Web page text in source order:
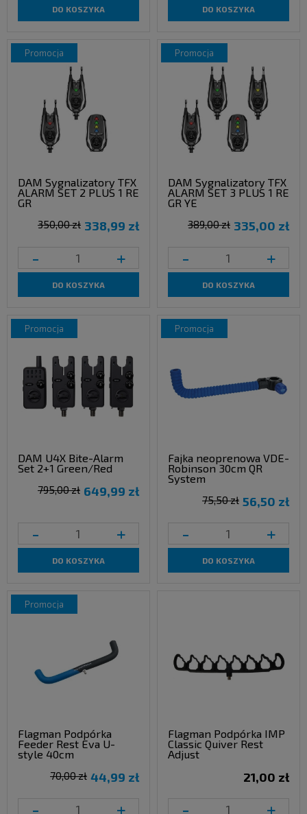
DO KOSZYKA DO KOSZYKA
DAM Sygnalizatory TFX
ALARM SET 2 PLUS 1 RE
GR
338,99 zł
350,00 zł
- +
DO KOSZYKA
promocja
DAM Sygnalizatory TFX
ALARM SET 3 PLUS 1 RE
GR YE
335,00 zł
389,00 zł
- +
DO KOSZYKA
promocja
DAM U4X Bite-Alarm
Set 2+1 Green/Red
649,99 zł
795,00 zł
- +
DO KOSZYKA
promocja
Fajka neoprenowa VDE-
Robinson 30cm QR
System
56,50 zł
75,50 zł
- +
DO KOSZYKA
promocja
Flagman Podpórka
Feeder Rest Eva U-
style 40cm
44,99 zł
70,00 zł
- +
promocja
Flagman Podpórka IMP
Classic Quiver Rest
Adjust
21,00 zł
- +